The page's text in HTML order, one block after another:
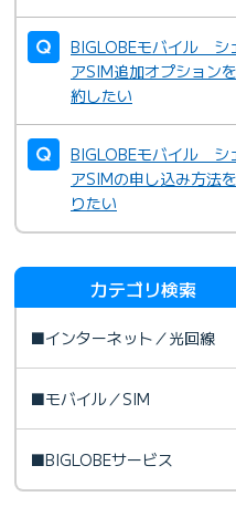
BIGLOBEモバイル シ
アSIM追加オプション
約したい
BIGLOBEモバイル シ
アSIMの申し込み方法
りたい
カテゴリ検索
■インターネット／光回線
■モバイル／SIM
■BIGLOBEサービス